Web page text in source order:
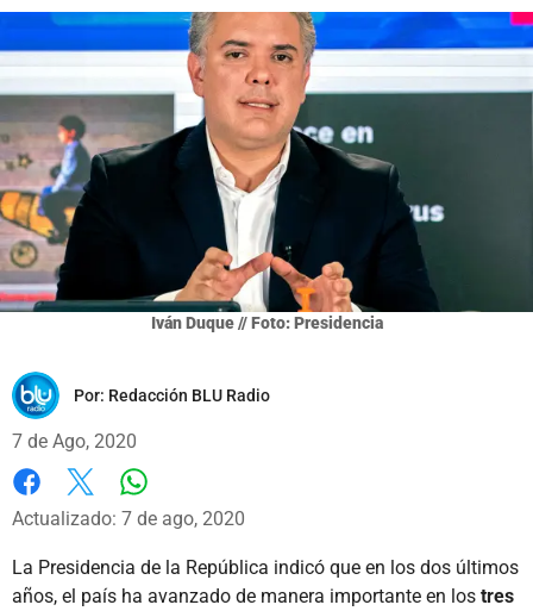
Iván Duque // Foto: Presidencia
Por: Redacción BLU Radio
7 de Ago, 2020
Facebook
X
Actualizado: 7 de ago, 2020
La Presidencia de la República indicó que en los dos últimos
años, el país ha avanzado de manera importante en los tres